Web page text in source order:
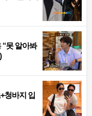
못 알아봐
청바지 입